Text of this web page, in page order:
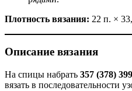
Плотность вязания: 22 п. ×
Описание вязания
На спицы набрать 357 (378)
вязать в последовательности